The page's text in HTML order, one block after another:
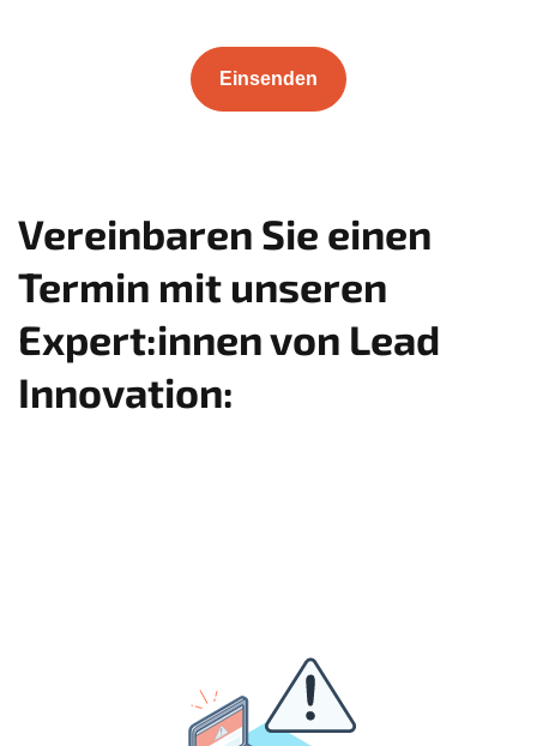
Vereinbaren Sie einen
Termin mit unseren
Expert:innen von Lead
Innovation: